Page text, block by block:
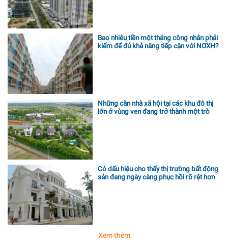
Bao nhiêu tiền một tháng công nhân phải
kiếm để đủ khả năng tiếp cận với NƠXH?
Những căn nhà xã hội tại các khu đô thị
lớn ở vùng ven đang trở thành một trò
Có dấu hiệu cho thấy thị trường bất động
sản đang ngày càng phục hồi rõ rệt hơn
Xem thêm